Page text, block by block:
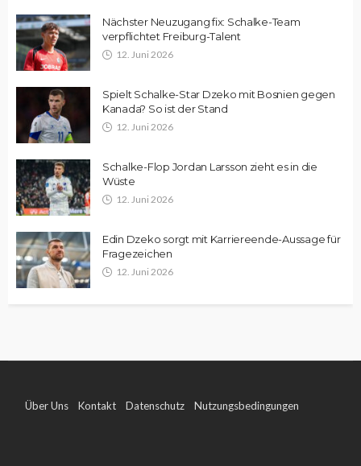
Nächster Neuzugang fix: Schalke-Team
verpflichtet Freiburg-Talent
12. Juni 2026
Spielt Schalke-Star Dzeko mit Bosnien gegen
Kanada? So ist der Stand
12. Juni 2026
Schalke-Flop Jordan Larsson zieht es in die
Wüste
12. Juni 2026
Edin Dzeko sorgt mit Karriereende-Aussage für
Fragezeichen
12. Juni 2026
Über Uns Kontakt Datenschutz Nutzungsbedingungen